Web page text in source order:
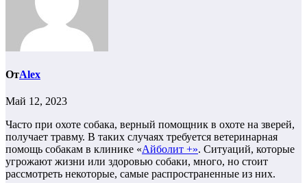
ОтAlex
Май 12, 2023
Часто при охоте собака, верный помощник в охоте на зверей,
получает травму. В таких случаях требуется ветеринарная
помощь собакам в клинике «Айболит +». Ситуаций, которые
угрожают жизни или здоровью собаки, много, но стоит
рассмотреть некоторые, самые распространенные из них.